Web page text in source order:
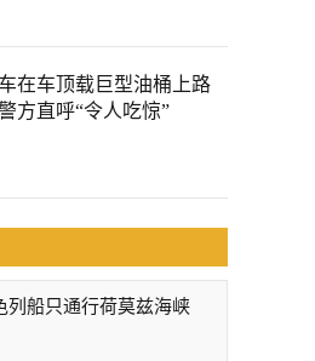
在车顶载巨型油桶上路
方直呼“令人吃惊”
列船只通行荷莫兹海峡